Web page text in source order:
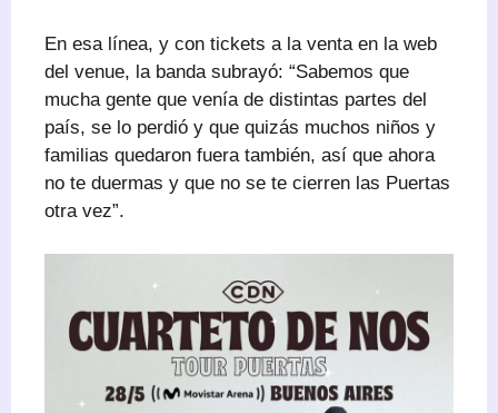
En esa línea, y con tickets a la venta en la web
del venue, la banda subrayó: “Sabemos que
mucha gente que venía de distintas partes del
país, se lo perdió y que quizás muchos niños y
familias quedaron fuera también, así que ahora
no te duermas y que no se te cierren las Puertas
otra vez”.